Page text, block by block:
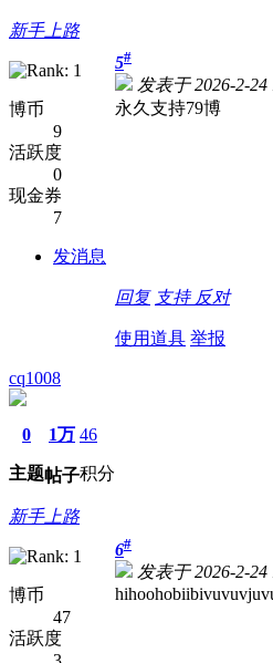
新手上路
博币
9
活跃度
0
现金券
7
发消息
5#
发表于 2026-2-24
永久支持79博
回复 支持 反对
使用道具 举报
cq1008
0
主题
1万
帖子
46
积分
新手上路
博币
47
活跃度
6#
发表于 2026-2-24